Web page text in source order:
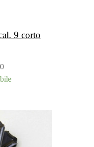
9 corto